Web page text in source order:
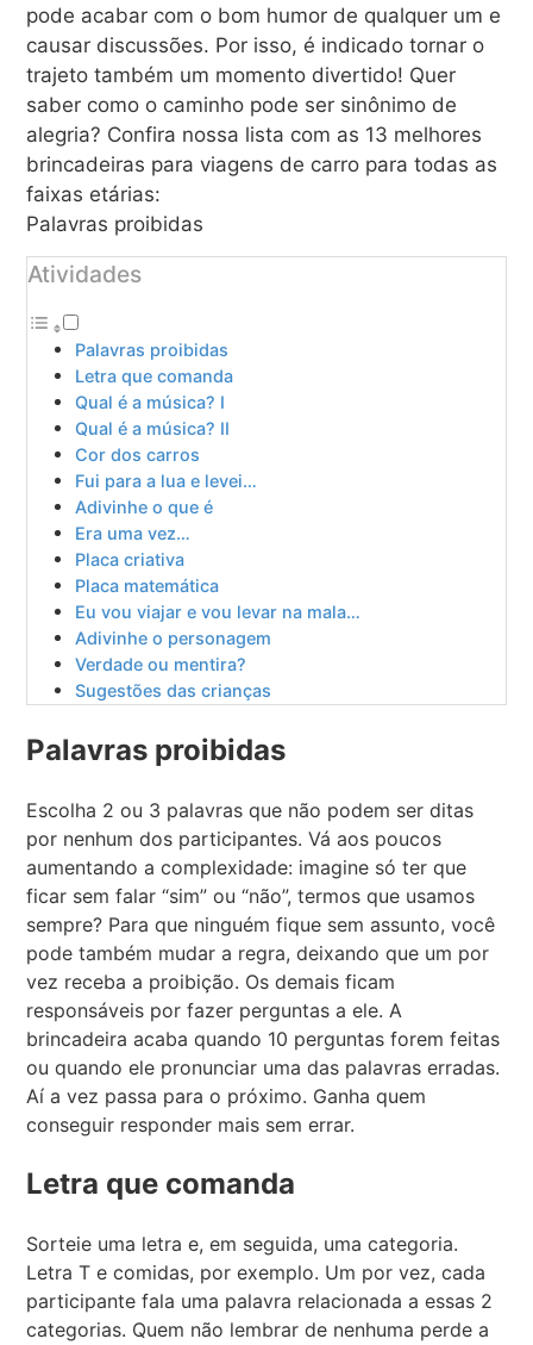
pode acabar com o bom humor de qualquer um e
causar discussões. Por isso, é indicado tornar o
trajeto também um momento divertido! Quer
saber como o caminho pode ser sinônimo de
alegria? Confira nossa lista com as 13 melhores
brincadeiras para viagens de carro para todas as
faixas etárias:
Palavras proibidas
Atividades
Palavras proibidas
Letra que comanda
Qual é a música? I
Qual é a música? II
Cor dos carros
Fui para a lua e levei…
Adivinhe o que é
Era uma vez…
Placa criativa
Placa matemática
Eu vou viajar e vou levar na mala…
Adivinhe o personagem
Verdade ou mentira?
Sugestões das crianças
Palavras proibidas
Escolha 2 ou 3 palavras que não podem ser ditas
por nenhum dos participantes. Vá aos poucos
aumentando a complexidade: imagine só ter que
ficar sem falar “sim” ou “não”, termos que usamos
sempre? Para que ninguém fique sem assunto, você
pode também mudar a regra, deixando que um por
vez receba a proibição. Os demais ficam
responsáveis por fazer perguntas a ele. A
brincadeira acaba quando 10 perguntas forem feitas
ou quando ele pronunciar uma das palavras erradas.
Aí a vez passa para o próximo. Ganha quem
conseguir responder mais sem errar.
Letra que comanda
Sorteie uma letra e, em seguida, uma categoria.
Letra T e comidas, por exemplo. Um por vez, cada
participante fala uma palavra relacionada a essas 2
categorias. Quem não lembrar de nenhuma perde a